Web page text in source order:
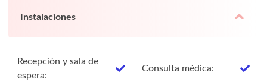
Instalaciones
Recepción y sala de
espera:
Consulta médica: